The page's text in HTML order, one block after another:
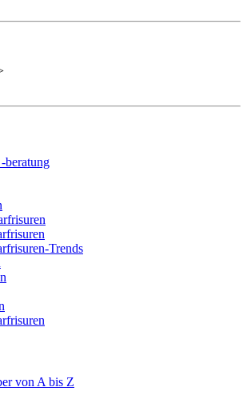
beratung
Trends
von A bis Z